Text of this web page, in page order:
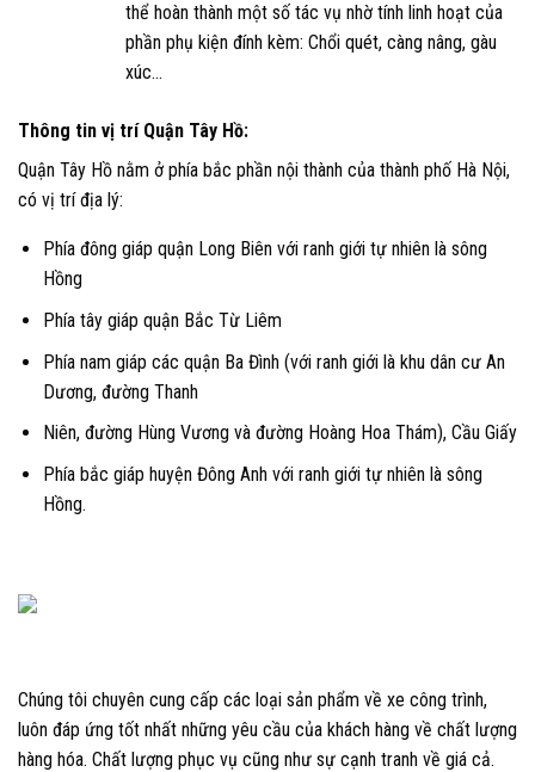
thể hoàn thành một số tác vụ nhờ tính linh hoạt của
phần phụ kiện đính kèm: Chổi quét, càng nâng, gàu
xúc…
Thông tin vị trí Quận Tây Hồ:
Quận Tây Hồ nằm ở phía bắc phần nội thành của thành phố Hà Nội,
có vị trí địa lý:
Phía đông giáp quận Long Biên với ranh giới tự nhiên là sông
Hồng
Phía tây giáp quận Bắc Từ Liêm
Phía nam giáp các quận Ba Đình (với ranh giới là khu dân cư An
Dương, đường Thanh
Niên, đường Hùng Vương và đường Hoàng Hoa Thám), Cầu Giấy
Phía bắc giáp huyện Đông Anh với ranh giới tự nhiên là sông
Hồng.
Chúng tôi chuyên cung cấp các loại sản phẩm về xe công trình,
luôn đáp ứng tốt nhất những yêu cầu của khách hàng về chất lượng
hàng hóa. Chất lượng phục vụ cũng như sự cạnh tranh về giá cả.